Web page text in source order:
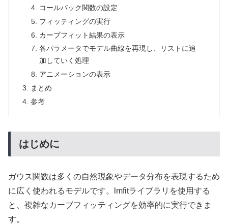
コールバック関数の設定
フィッティングの実行
カーブフィット結果の表示
各パラメータでモデル曲線を再現し、リストに追
加していく処理
アニメーションの表示
まとめ
参考
はじめに
ガウス関数は多くの自然現象やデータ分布を表現するため
に広く使われるモデルです。lmfitライブラリを使用する
と、複雑なカーブフィッティングを効率的に実行できま
す。